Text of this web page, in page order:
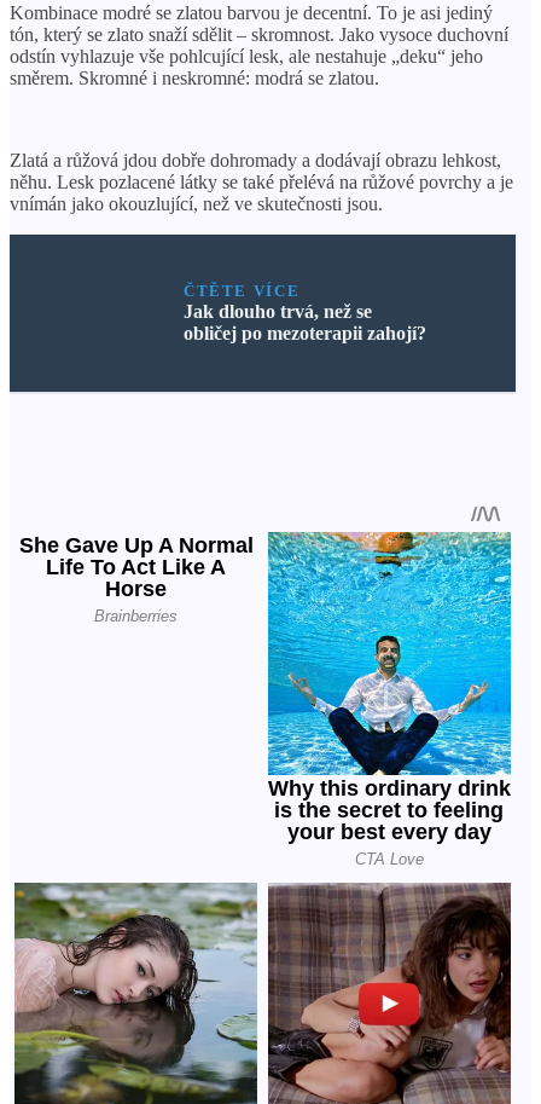
Kombinace modré se zlatou barvou je decentní. To je asi jediný
tón, který se zlato snaží sdělit – skromnost. Jako vysoce duchovní
odstín vyhlazuje vše pohlcující lesk, ale nestahuje „deku“ jeho
směrem. Skromné ​​i neskromné: modrá se zlatou.
Zlatá a růžová jdou dobře dohromady a dodávají obrazu lehkost,
něhu. Lesk pozlacené látky se také přelévá na růžové povrchy a je
vnímán jako okouzlující, než ve skutečnosti jsou.
ČTĚTE VÍCE
Jak dlouho trvá, než se
obličej po mezoterapii zahojí?